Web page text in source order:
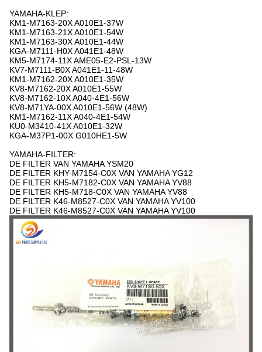
YAMAHA-KLEP:
KM1-M7163-20X A010E1-37W
KM1-M7163-21X A010E1-54W
KM1-M7163-30X A010E1-44W
KGA-M7111-H0X A041E1-48W
KM5-M7174-11X AME05-E2-PSL-13W
KV7-M7111-B0X A041E1-11-48W
KM1-M7162-20X A010E1-35W
KV8-M7162-20X A010E1-55W
KV8-M7162-10X A040-4E1-56W
KV8-M71YA-00X A010E1-56W (48W)
KM1-M7162-11X A040-4E1-54W
KU0-M3410-41X A010E1-32W
KGA-M37P1-00X G010HE1-5W
YAMAHA-FILTER:
DE FILTER VAN YAMAHA YSM20
DE FILTER KHY-M7154-C0X VAN YAMAHA YG12
DE FILTER KH5-M7182-C0X VAN YAMAHA YV88
DE FILTER KH5-M718-C0X VAN YAMAHA YV88
DE FILTER K46-M8527-C0X VAN YAMAHA YV100
DE FILTER K46-M8527-C0X VAN YAMAHA YV100